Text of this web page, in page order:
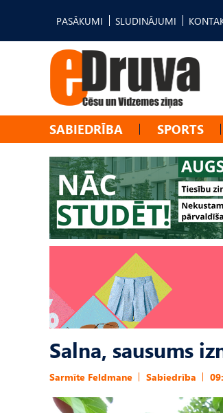
PASĀKUMI SLUDINĀJUMI
SABIEDRĪBA SPORTS
Salna, sausums
Sarmīte Feldmane Sabiedrība